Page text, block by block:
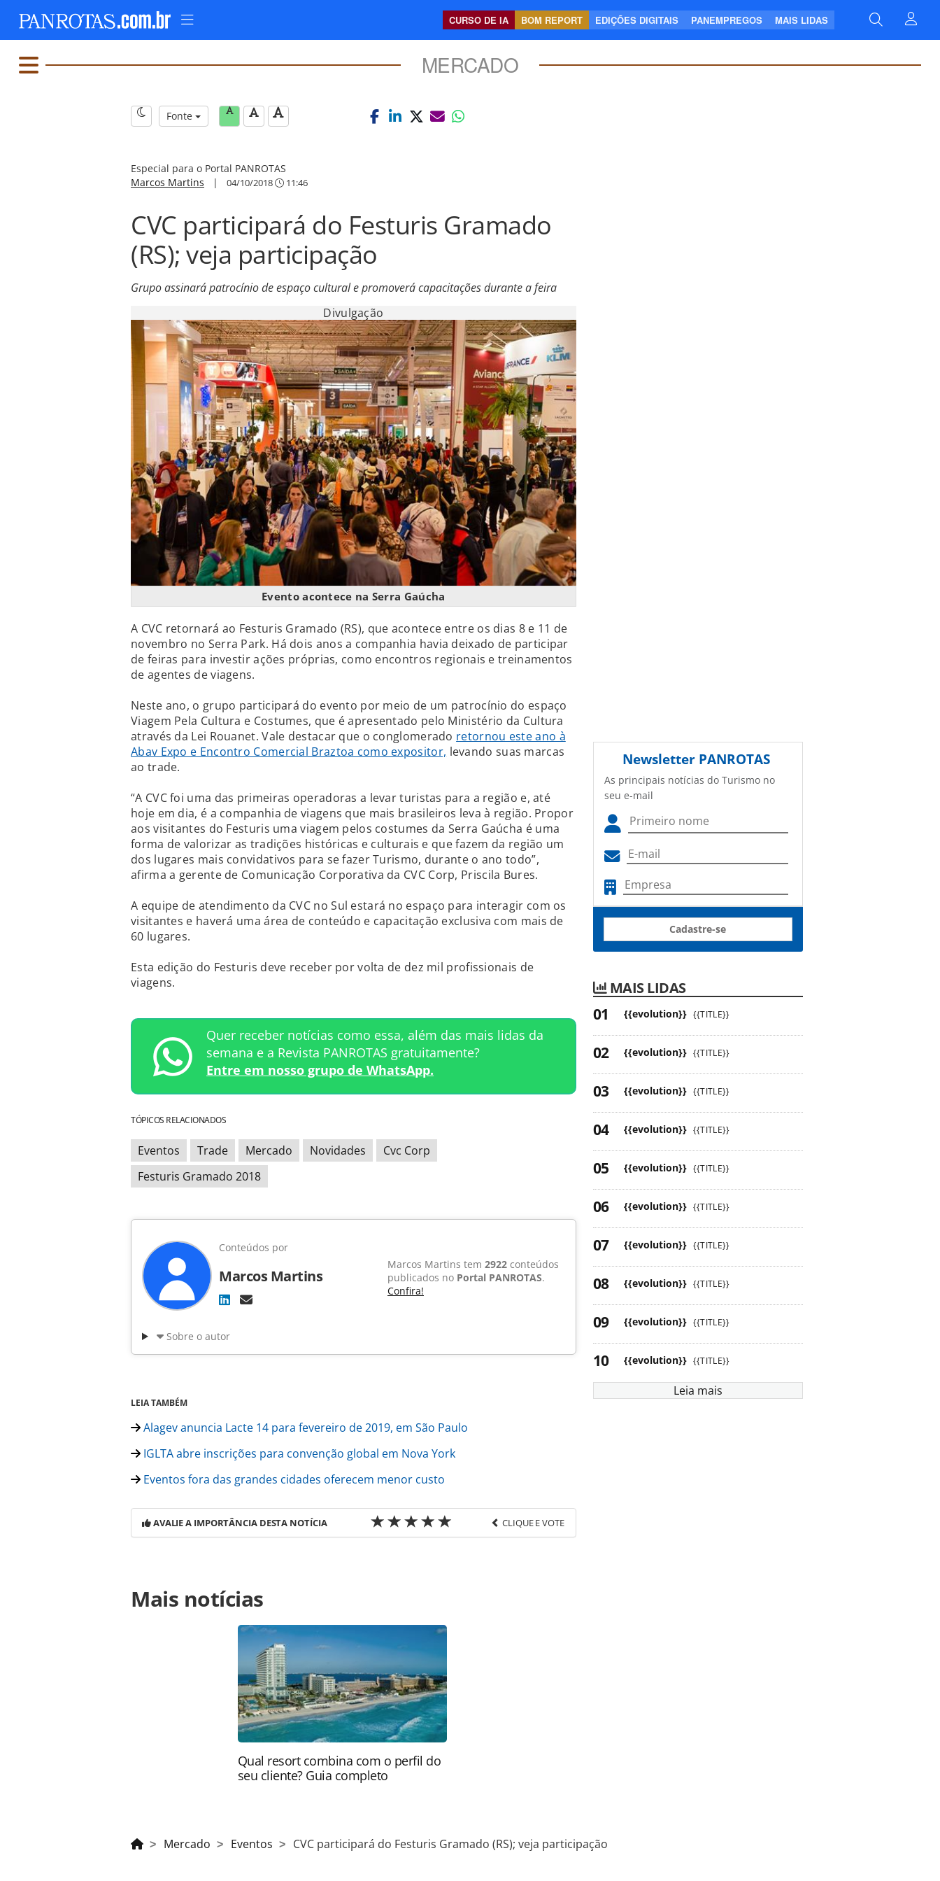
CURSO DE IA BOM REPORT EDIÇÕES DIGITAIS PANEMPREGOS MAIS LIDAS
MERCADO
Fonte
Especial para o Portal PANROTAS
Marcos Martins | 04/10/2018 11:46
CVC participará do Festuris Gramado
(RS); veja participação
Grupo assinará patrocínio de espaço cultural e promoverá capacitações durante a feira
Divulgação
Evento acontece na Serra Gaúcha
A CVC retornará ao Festuris Gramado (RS), que acontece entre os dias 8 e 11 de
novembro no Serra Park. Há dois anos a companhia havia deixado de participar
de feiras para investir ações próprias, como encontros regionais e treinamentos
de agentes de viagens.
Neste ano, o grupo participará do evento por meio de um patrocínio do espaço
Viagem Pela Cultura e Costumes, que é apresentado pelo Ministério da Cultura
através da Lei Rouanet. Vale destacar que o conglomerado retornou este ano à
Abav Expo e Encontro Comercial Braztoa como expositor, levando suas marcas
ao trade.
“A CVC foi uma das primeiras operadoras a levar turistas para a região e, até
hoje em dia, é a companhia de viagens que mais brasileiros leva à região. Propor
aos visitantes do Festuris uma viagem pelos costumes da Serra Gaúcha é uma
forma de valorizar as tradições históricas e culturais e que fazem da região um
dos lugares mais convidativos para se fazer Turismo, durante o ano todo”,
afirma a gerente de Comunicação Corporativa da CVC Corp, Priscila Bures.
A equipe de atendimento da CVC no Sul estará no espaço para interagir com os
visitantes e haverá uma área de conteúdo e capacitação exclusiva com mais de
60 lugares.
Esta edição do Festuris deve receber por volta de dez mil profissionais de
viagens.
Quer receber notícias como essa, além das mais lidas da
semana e a Revista PANROTAS gratuitamente?
Entre em nosso grupo de WhatsApp.
TÓPICOS RELACIONADOS
Eventos Trade Mercado Novidades
Cvc Corp
Festuris Gramado 2018
Conteúdos por
Marcos Martins
Marcos Martins tem 2922 conteúdos
publicados no Portal PANROTAS.
Confira!
Sobre o autor
LEIA TAMBÉM
Alagev anuncia Lacte 14 para fevereiro de 2019, em São Paulo
IGLTA abre inscrições para convenção global em Nova York
Eventos fora das grandes cidades oferecem menor custo
AVALIE A IMPORTÂNCIA DESTA NOTÍCIA CLIQUE E VOTE
https://www.panrotas.com.br/mercado/eventos/2018/10/cvc-corp-participara-do-
festuris-gramado-rs_159320.html ou as ferramentas oferecidas na página. Todo o
conteúdo produzido pela PANROTAS Editora é protegido pela legislação brasileira sobre
direito autoral. Não reproduza o conteúdo sem autorização da PANROTAS Editora
(copyright@panrotas.com.br).
Mais notícias
Qual resort combina com o perfil do
seu cliente? Guia completo
Newsletter PANROTAS
As principais notícias do Turismo no
seu e-mail
Cadastre-se
MAIS LIDAS
{{evolution}} {{TITLE}}
{{evolution}} {{TITLE}}
{{evolution}} {{TITLE}}
{{evolution}} {{TITLE}}
{{evolution}} {{TITLE}}
{{evolution}} {{TITLE}}
{{evolution}} {{TITLE}}
{{evolution}} {{TITLE}}
{{evolution}} {{TITLE}}
{{evolution}} {{TITLE}}
Leia mais
Mercado Eventos CVC participará do Festuris Gramado (RS); veja participação